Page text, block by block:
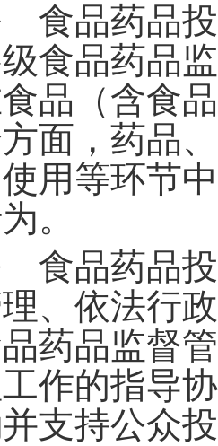
品药品投
食品药品
品（含食
面，药品
用等环节
。
品药品投
、依法行
品监督管
作的指导
支持公众